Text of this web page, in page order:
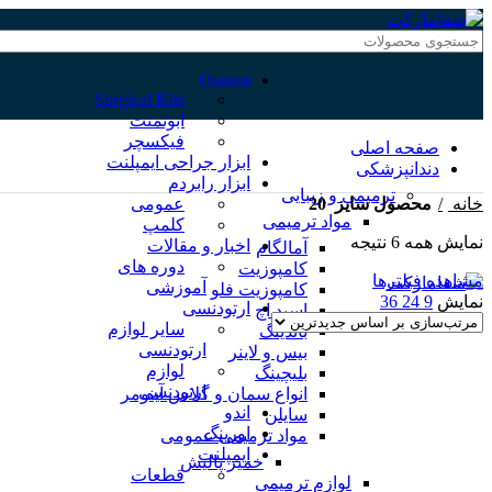
Osstem
Surgical Kits
ابوتمنت
فیکسچر
ابزار جراحی ایمپلنت
ابزار رابردم
عمومی
کلمپ
اخبار و مقالات
دوره های
آموزشی
ارتودنسی
سایر لوازم
ارتودنسی
لوازم
ارتودنسی
اندو
اورینگ
ایمپلنت
قطعات
صفحه اصلی
دندانپزشکی
ترمیمی و زیبایی
مواد ترمیمی
آمالگام
کامپوزیت
کامپوزیت فلو
اسید اچ
باندینگ
بیس و لاینر
بلیچینگ
انواع سمان و گلاس آینومر
سایلن
مواد ترمیمی عمومی
خمیر پالیش
لوازم ترمیمی
خانه محصول سایز 20
نمایش همه 6 نتیجه
مشاهده فیلترها
نمایش 9
24
36